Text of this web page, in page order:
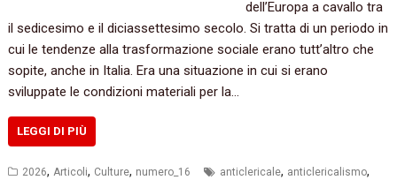
dell’Europa a cavallo tra
il sedicesimo e il diciassettesimo secolo. Si tratta di un periodo in
cui le tendenze alla trasformazione sociale erano tutt’altro che
sopite, anche in Italia. Era una situazione in cui si erano
sviluppate le condizioni materiali per la…
LEGGI DI PIÙ
2026, Articoli, Culture, numero_16 anticlericale, anticlericalismo,